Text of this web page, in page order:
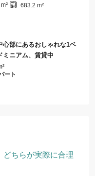
m² 683.2 m²
心部にあるおしゃれな1ベ
ミニアム、賃貸中
ート
どちらが実際に合理